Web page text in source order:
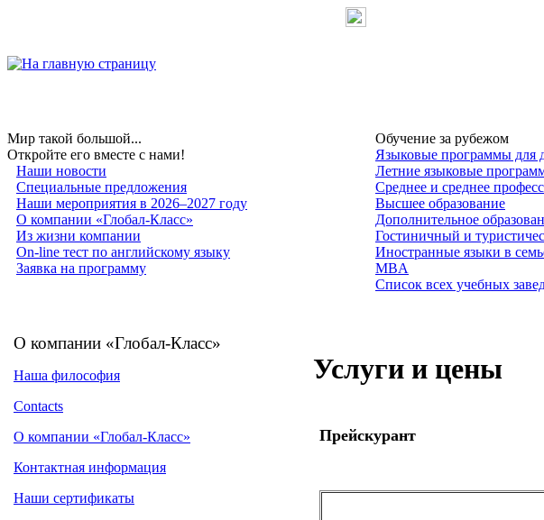
Мир такой большой...
Откройте его вместе с нами!
Наши новости
Специальные предложения
Наши мероприятия в 2026–2027 году
О компании «Глобал-Класс»
Из жизни компании
On-line тест по английскому языку
Заявка на программу
Обучение за рубежом
Языковые программы для
Летние языковые
Среднее и среднее
Высшее образование
Дополнительное
Гостиничный и
Иностранные языки в
MBA
Список всех учебных
О компании «Глобал-Класс»
Наша философия
Contacts
О компании «Глобал-Класс»
Контактная информация
Наши сертификаты
Услуги и цены
Прейскурант